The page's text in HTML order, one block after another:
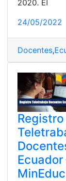
2020. El
24/05/2022
Docentes,
Registro
Ecuador
MinEduc